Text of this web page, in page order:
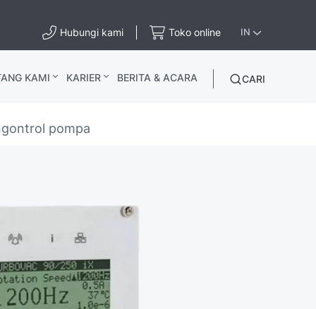
Hubungi kami Toko online IN
KAMI KARIER BERITA & ACARA CARI
pompa